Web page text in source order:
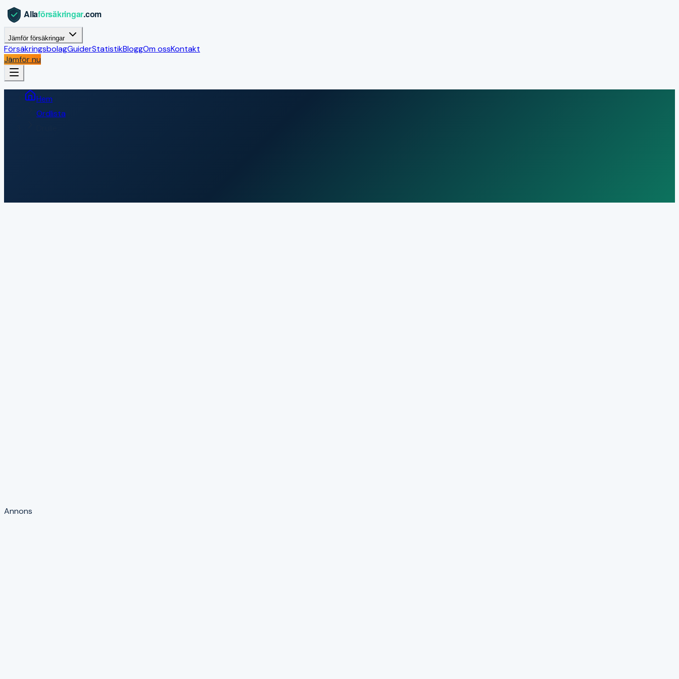
Jämför försäkringar
FörsäkringsbolagGuiderStatistikBloggOm ossKontakt
Jämför nu
Hem
Ordlista
Annons